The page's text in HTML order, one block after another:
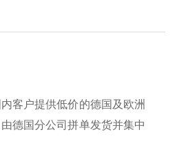
客户提供低价的德国及欧洲
德国分公司拼单发货并集中